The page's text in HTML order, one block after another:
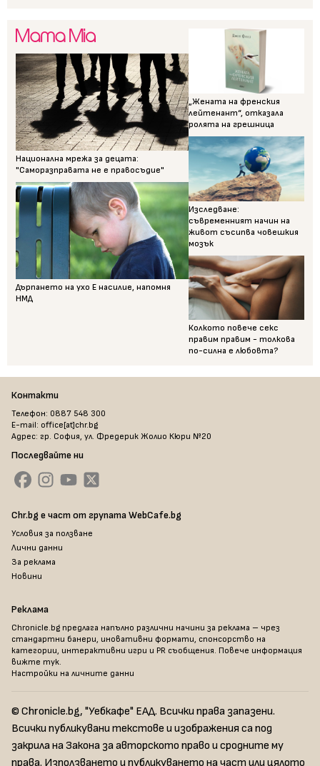
Национална мрежа за децата:
"Саморазправата не е правосъдие"
Дърпането на ухо Е насилие, напомня
НМД
„Жената на френския
лейтенант“, отказала
ролята на грешница
Изследване:
съвременният начин на
живот съсипва човешкия
мозък
Колкото повече секс
правим правим - толкова
по-силна е любовта?
Контакти
Телефон: 0887 548 300
E-mail: office[at]chr.bg
Адрес: гр. София, ул. Фредерик Жолио Кюри №20
Последвайте ни
Chr.bg е част от групата WebCafe.bg
Условия за ползване
Лични данни
За реклама
Новини
Реклама
Chronicle.bg предлага напълно различни начини за реклама – чрез
стандартни банери, иновативни формати, спонсорство на
категории, интерактивни игри и PR съобщения. Повече информация
вижте тук.
Настройки на личните данни
© Chronicle.bg, "Уебкафе" ЕАД. Всички права запазени.
Всички публикувани текстове и изображения са под
закрила на Закона за авторското право и сродните му
права. Използването и публикуването на част или цялото